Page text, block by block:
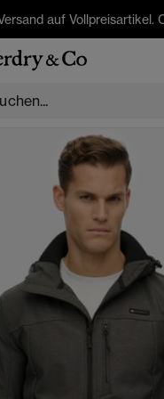
auf Vollpreisartikel.